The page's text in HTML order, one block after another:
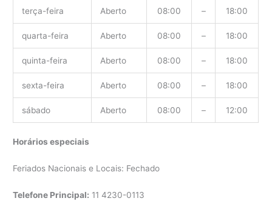
terça-feira Aberto 08:00 – 18:00
quarta-feira Aberto 08:00 – 18:00
quinta-feira Aberto 08:00 – 18:00
sexta-feira Aberto 08:00 – 18:00
sábado Aberto 08:00 – 12:00
Horários especiais
Feriados Nacionais e Locais: Fechado
Telefone Principal: 114230-0113